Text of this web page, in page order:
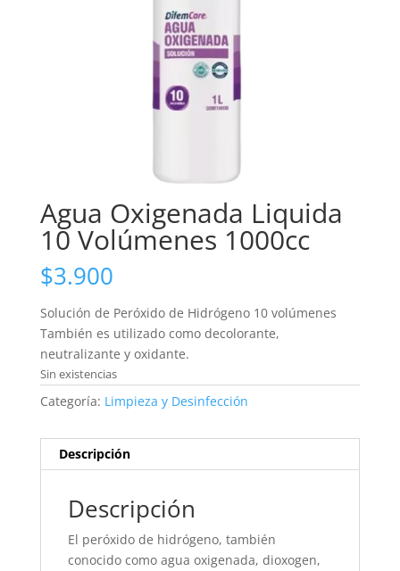
Agua Oxigenada Liquida
10 Volúmenes 1000cc
$3.900
Solución de Peróxido de Hidrógeno 10 volúmenes
También es utilizado como decolorante,
neutralizante y oxidante.
Sin existencias
Categoría: Limpieza y Desinfección
Descripción
Descripción
El peróxido de hidrógeno, también
conocido como agua oxigenada, dioxogen,